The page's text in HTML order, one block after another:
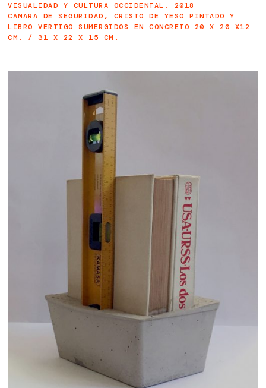
VISUALIDAD Y CULTURA OCCIDENTAL, 2018
CAMARA DE SEGURIDAD, CRISTO DE YESO PINTADO Y
LIBRO VERTIGO SUMERGIDOS EN CONCRETO 20 X 20 X12
CM. / 31 X 22 X 15 CM.